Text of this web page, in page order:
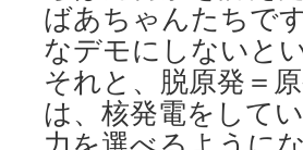
ばあちゃんたちで
なデモにしないと
それと、脱原発＝
は、核発電をして